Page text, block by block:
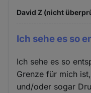
David Z (nicht
Ich sehe es so
Ich sehe es so
Grenze für mich
und/oder sogar